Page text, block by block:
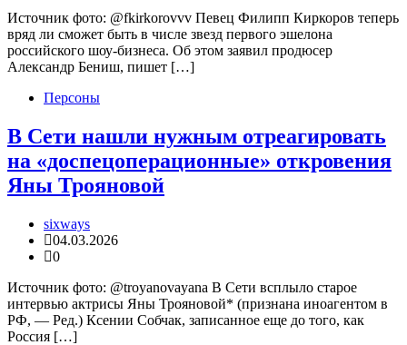
Источник фото: @fkirkorovvv Певец Филипп Киркоров теперь
вряд ли сможет быть в числе звезд первого эшелона
российского шоу-бизнеса. Об этом заявил продюсер
Александр Бениш, пишет […]
Персоны
В Сети нашли нужным отреагировать
на «доспецоперационные» откровения
Яны Трояновой
sixways
04.03.2026
0
Источник фото: @troyanovayana В Сети всплыло старое
интервью актрисы Яны Трояновой* (признана иноагентом в
РФ, — Ред.) Ксении Собчак, записанное еще до того, как
Россия […]